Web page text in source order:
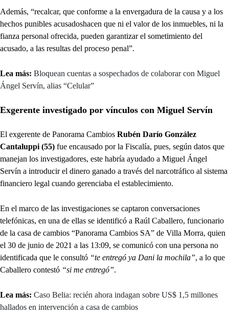
Además, “recalcar, que conforme a la envergadura de la causa y a los
hechos punibles acusadoshacen que ni el valor de los inmuebles, ni la
fianza personal ofrecida, pueden garantizar el sometimiento del
acusado, a las resultas del proceso penal”.
Lea más: Bloquean cuentas a sospechados de colaborar con Miguel
Ángel Servín, alias “Celular”
Exgerente investigado por vínculos con Miguel Servín
El exgerente de Panorama Cambios Rubén Darío González
Cantaluppi (55) fue encausado por la Fiscalía, pues, según datos que
manejan los investigadores, este habría ayudado a Miguel Ángel
Servín a introducir el dinero ganado a través del narcotráfico al sistema
financiero legal cuando gerenciaba el establecimiento.
En el marco de las investigaciones se captaron conversaciones
telefónicas, en una de ellas se identificó a Raúl Caballero, funcionario
de la casa de cambios “Panorama Cambios SA” de Villa Morra, quien
el 30 de junio de 2021 a las 13:09, se comunicó con una persona no
identificada que le consultó “te entregó ya Dani la mochila”, a lo que
Caballero contestó “si me entregó”.
Lea más: Caso Belia: recién ahora indagan sobre US$ 1,5 millones
hallados en intervención a casa de cambios